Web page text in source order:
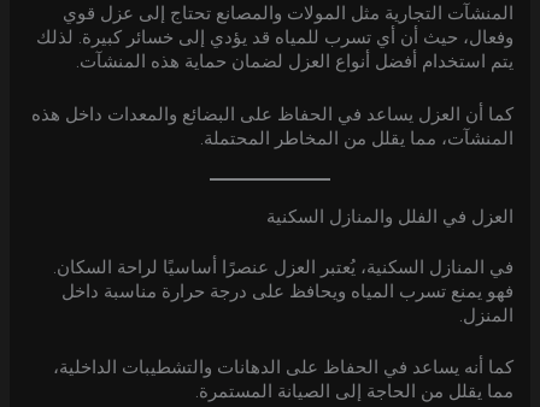
المنشآت التجارية مثل المولات والمصانع تحتاج إلى عزل قوي
وفعال، حيث أن أي تسرب للمياه قد يؤدي إلى خسائر كبيرة. لذلك
يتم استخدام أفضل أنواع العزل لضمان حماية هذه المنشآت.
كما أن العزل يساعد في الحفاظ على البضائع والمعدات داخل هذه
المنشآت، مما يقلل من المخاطر المحتملة.
العزل في الفلل والمنازل السكنية
في المنازل السكنية، يُعتبر العزل عنصرًا أساسيًا لراحة السكان.
فهو يمنع تسرب المياه ويحافظ على درجة حرارة مناسبة داخل
المنزل.
كما أنه يساعد في الحفاظ على الدهانات والتشطيبات الداخلية،
مما يقلل من الحاجة إلى الصيانة المستمرة.